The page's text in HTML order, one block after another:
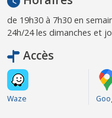
de 19h30 à 7h30 en
24h/24 les dimanches et
Accès
Waze